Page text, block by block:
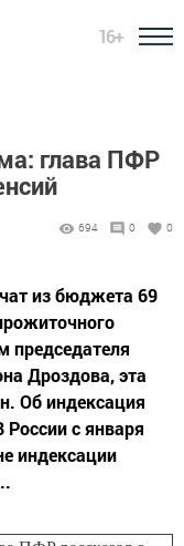
16+
глава ПФР
694 0 0
из бюджета 69
председателя
Дроздова, эта
Об индексация
с января
индексации